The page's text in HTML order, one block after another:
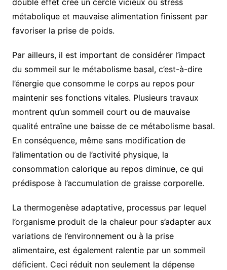
métabolique et mauvaise alimentation finissent par
favoriser la prise de poids.
Par ailleurs, il est important de considérer l’impact
du sommeil sur le métabolisme basal, c’est-à-dire
l’énergie que consomme le corps au repos pour
maintenir ses fonctions vitales. Plusieurs travaux
montrent qu’un sommeil court ou de mauvaise
qualité entraîne une baisse de ce métabolisme basal.
En conséquence, même sans modification de
l’alimentation ou de l’activité physique, la
consommation calorique au repos diminue, ce qui
prédispose à l’accumulation de graisse corporelle.
La thermogenèse adaptative, processus par lequel
l’organisme produit de la chaleur pour s’adapter aux
variations de l’environnement ou à la prise
alimentaire, est également ralentie par un sommeil
déficient. Ceci réduit non seulement la dépense